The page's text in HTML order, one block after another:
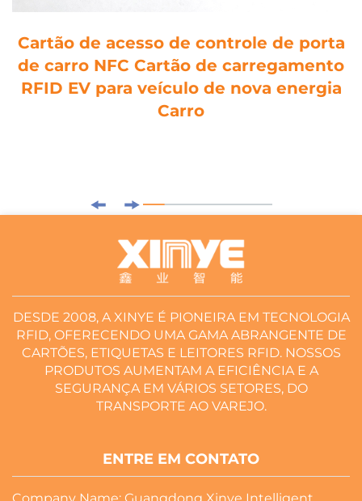
Cartão de acesso de controle de porta
de carro NFC Cartão de carregamento
RFID EV para veículo de nova energia
Carro
DESDE 2008, A XINYE É PIONEIRA EM TECNOLOGIA
RFID, OFERECENDO UMA GAMA ABRANGENTE DE
CARTÕES, ETIQUETAS E LEITORES RFID. NOSSOS
PRODUTOS AUMENTAM A EFICIÊNCIA E A
SEGURANÇA EM VÁRIOS SETORES, DO
TRANSPORTE AO VAREJO.
ENTRE EM CONTATO